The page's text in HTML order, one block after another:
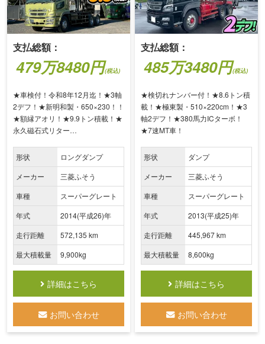
支払総額：
479万8480円(税込)
★車検付！令和8年12月迄！★3軸
2デフ！★新明和製・650×230！！
★額縁アオリ！★9.9トン積載！★
永久磁石式リター…
形状
ロングダンプ
メーカー
三菱ふそう
車種
スーパーグレート
年式
2014(平成26)年
走行距離
572,135 km
最大積載量
9,900kg
詳細はこちら
お問い合わせ
支払総額：
485万3480円(税込)
★検切れナンバー付！★8.6トン積
載！★極東製・510×220cm！★3
軸2デフ！★380馬力ICターボ！
★7速MT車！
形状
ダンプ
メーカー
三菱ふそう
車種
スーパーグレート
年式
2013(平成25)年
走行距離
445,967 km
最大積載量
8,600kg
詳細はこちら
お問い合わせ